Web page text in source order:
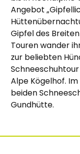
Angebot
Gipfel des
Touren wander
zur beliebten
Alpe Kögelhof.
beiden
Gundhütte.